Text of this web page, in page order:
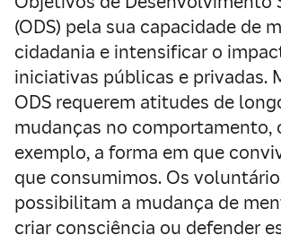
(ODS) pela sua capacidade de
cidadania e intensificar o
iniciativas públicas e privadas.
ODS requerem atitudes de
mudanças no comportamento,
exemplo, a forma em que
que consumimos. Os
possibilitam a mudança de
criar consciência ou defender